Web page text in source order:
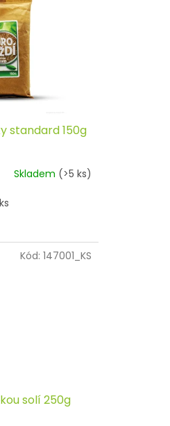
standard 150g
Skladem (>5 ks)
solí 250g
Kód: 147001_KS